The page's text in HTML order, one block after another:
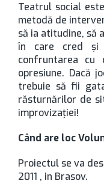
Teatrul social
metodă de
să ia atitudine, să
în care cred şi
confruntarea cu
opresiune. Dacă
trebuie să fii
răsturnărilor de
improvizaţiei!
Când are loc
Proiectul se va
2011 , in Brasov.